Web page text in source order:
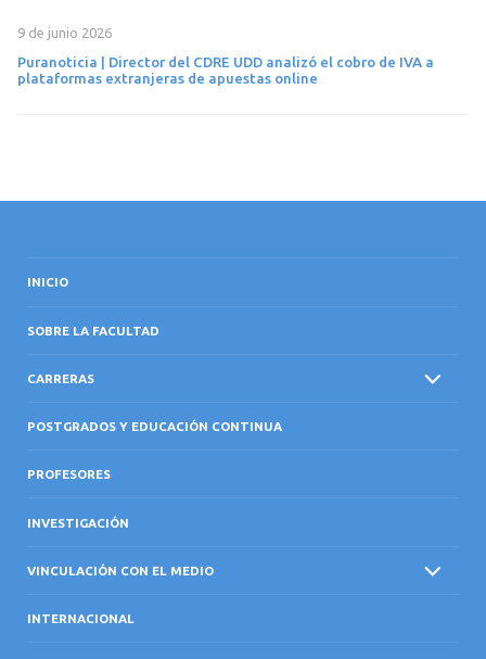
9 de junio 2026
Puranoticia | Director del CDRE UDD analizó el cobro de IVA a
plataformas extranjeras de apuestas online
INICIO
SOBRE LA FACULTAD
CARRERAS
POSTGRADOS Y EDUCACIÓN CONTINUA
PROFESORES
INVESTIGACIÓN
VINCULACIÓN CON EL MEDIO
INTERNACIONAL